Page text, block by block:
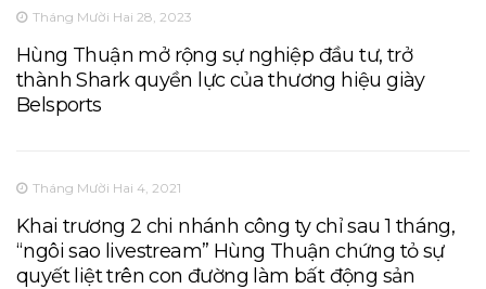
Tháng Mười Hai 28, 2023
Hùng Thuận mở rộng sự nghiệp đầu tư, trở
thành Shark quyền lực của thương hiệu giày
Belsports
Tháng Mười Hai 4, 2021
Khai trương 2 chi nhánh công ty chỉ sau 1 tháng,
“ngôi sao livestream” Hùng Thuận chứng tỏ sự
quyết liệt trên con đường làm bất động sản